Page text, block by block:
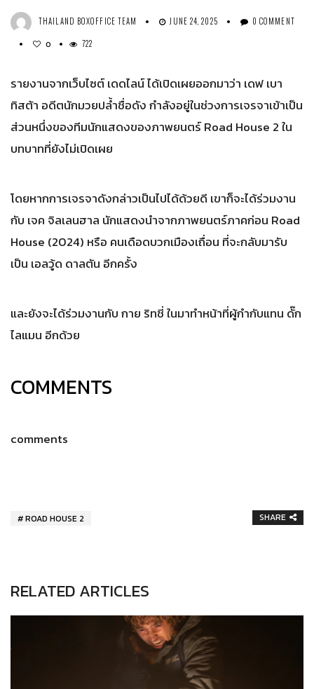
THAILAND BOXOFFICE TEAM JUNE 24, 2025 0 COMMENT
0 722
รายงานจากเว็บไซต์ เดดไลน์ ได้เปิดเผยออกมาว่า เดฟ เบา
ทิสต้า อดีตนักมวยปลํ้าชื่อดัง กำลังอยู่ในช่วงการเจรจาเข้าเป็น
ส่วนหนึ่งของทีมนักแสดงของภาพยนตร์ Road House 2 ใน
บทบาทที่ยังไม่เปิดเผย
โดยหากการเจรจาดังกล่าวเป็นไปได้ด้วยดี เขาก็จะได้ร่วมงาน
กับ เจค จิลเลนฮาล นักแสดงนำจากภาพยนตร์ภาคก่อน Road
House (2024) หรือ คนเดือดบวกเมืองเถื่อน ที่จะกลับมารับ
เป็น เอลวู้ด ดาลตัน อีกครั้ง
และยังจะได้ร่วมงานกับ กาย ริทชี่ ในมาทำหน้าที่ผู้กำกับแทน ดั๊ก
ไลแมน อีกด้วย
COMMENTS
comments
ROAD HOUSE 2 SHARE
RELATED ARTICLES